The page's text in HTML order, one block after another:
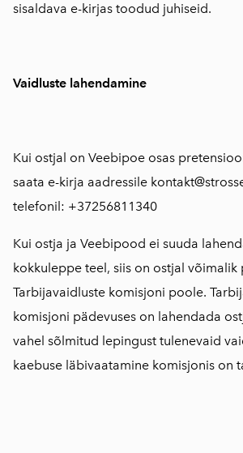
sisaldava e-kirjas toodud juhiseid.
Vaidluste lahendamine
Kui ostjal on Veebipoe osas
saata e-kirja aadressile
telefonil: +37256811340
Kui ostja ja Veebipood ei suuda
kokkuleppe teel, siis on ostjal
Tarbijavaidluste komisjoni poole.
komisjoni pädevuses on lahendada
vahel sõlmitud lepingust tulenevaid
kaebuse läbivaatamine komisjonis on